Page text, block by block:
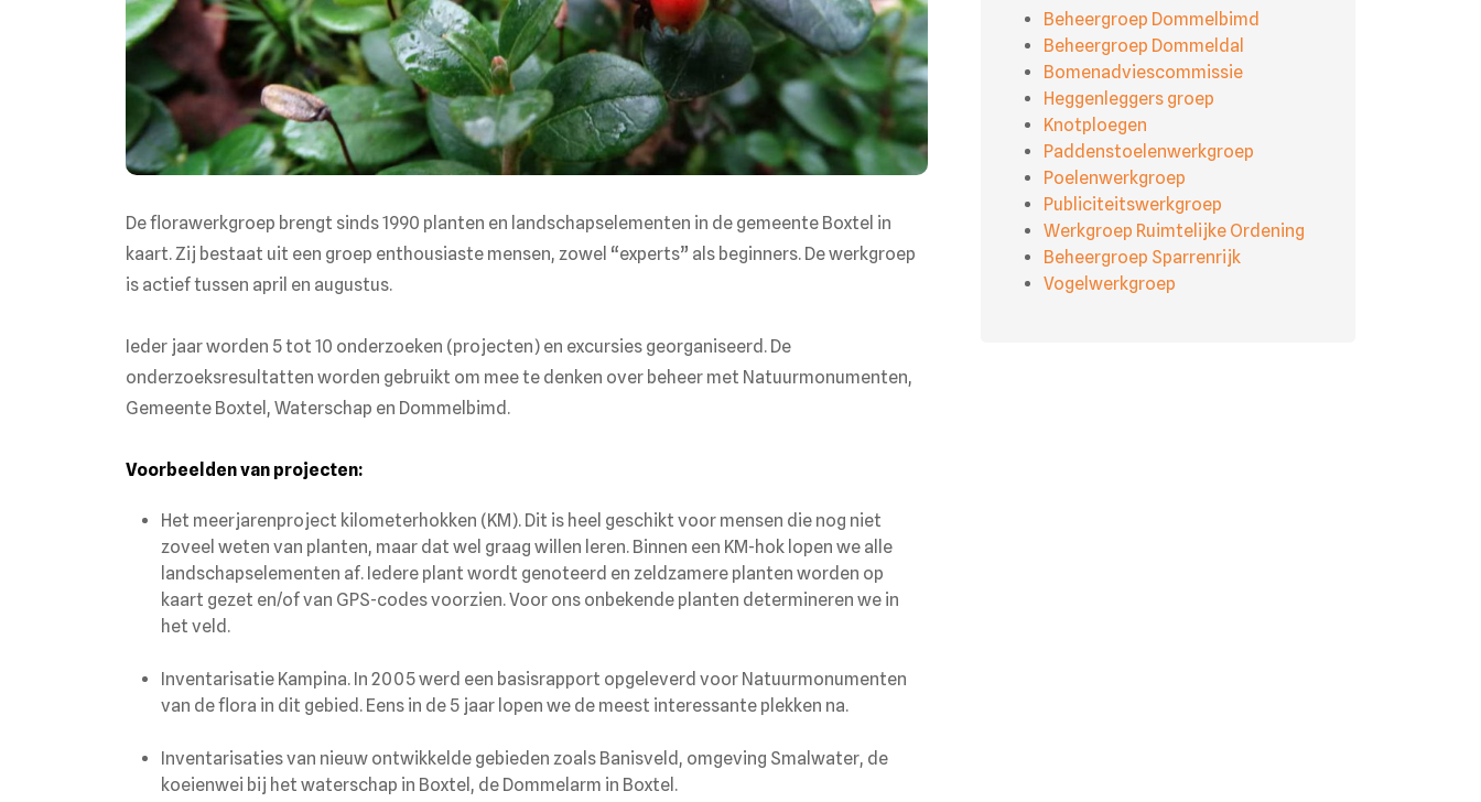
De florawerkgroep brengt sinds 1990 planten en landschapselementen in de gemeente Boxtel in
kaart. Zij bestaat uit een groep enthousiaste mensen, zowel “experts” als beginners. De werkgroep
is actief tussen april en augustus.
Ieder jaar worden 5 tot 10 onderzoeken (projecten) en excursies georganiseerd. De
onderzoeksresultatten worden gebruikt om mee te denken over beheer met Natuurmonumenten,
Gemeente Boxtel, Waterschap en Dommelbimd.
Voorbeelden van projecten:
Het meerjarenproject kilometerhokken (KM). Dit is heel geschikt voor mensen die nog niet
zoveel weten van planten, maar dat wel graag willen leren. Binnen een KM-hok lopen we alle
landschapselementen af. Iedere plant wordt genoteerd en zeldzamere planten worden op
kaart gezet en/of van GPS-codes voorzien. Voor ons onbekende planten determineren we in
het veld.
Inventarisatie Kampina. In 2005 werd een basisrapport opgeleverd voor Natuurmonumenten
van de flora in dit gebied. Eens in de 5 jaar lopen we de meest interessante plekken na.
Inventarisaties van nieuw ontwikkelde gebieden zoals Banisveld, omgeving Smalwater, de
koeienwei bij het waterschap in Boxtel, de Dommelarm in Boxtel.
Beheergroep Dommelbimd
Beheergroep Dommeldal
Bomenadviescommissie
Heggenleggers groep
Knotploegen
Paddenstoelenwerkgroep
Poelenwerkgroep
Publiciteitswerkgroep
Werkgroep Ruimtelijke Ordening
Beheergroep Sparrenrijk
Vogelwerkgroep